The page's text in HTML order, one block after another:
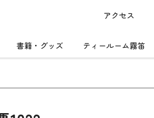
アクセス
書籍・グッズ ティールーム霧笛